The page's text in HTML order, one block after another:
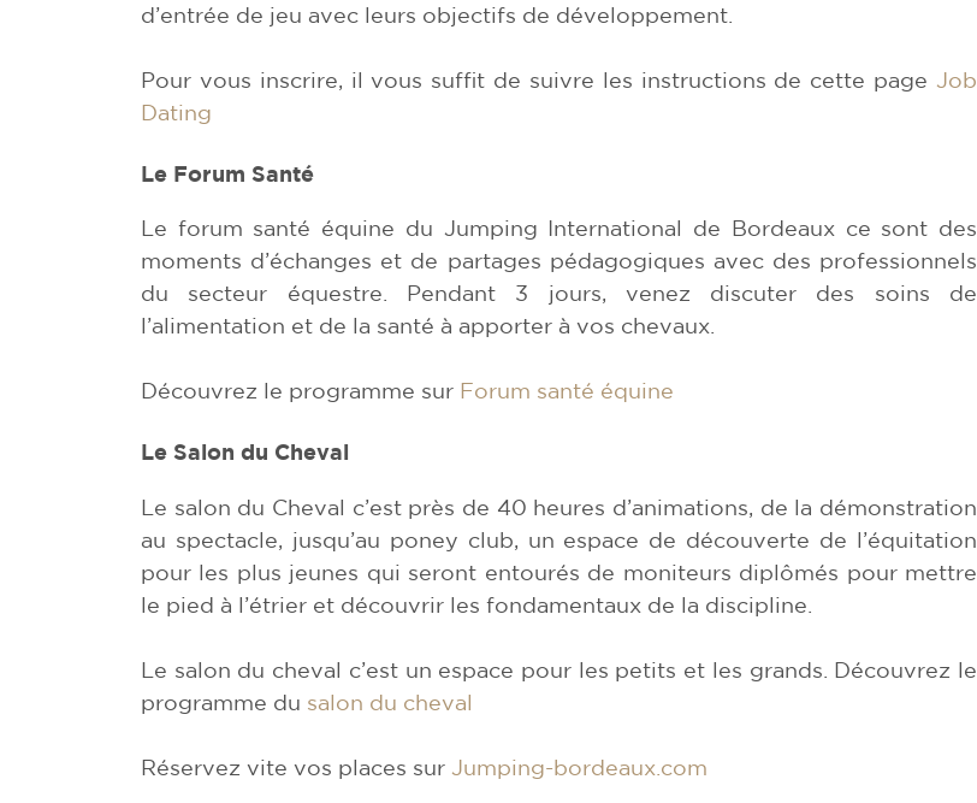
d’entrée de jeu avec leurs objectifs de développement.
Pour vous inscrire, il vous suffit de suivre les instructions de cette page Job
Dating
Le Forum Santé
Le forum santé équine du Jumping International de Bordeaux ce sont des
moments d’échanges et de partages pédagogiques avec des professionnels
du secteur équestre. Pendant 3 jours, venez discuter des soins de
l’alimentation et de la santé à apporter à vos chevaux.
Découvrez le programme sur Forum santé équine
Le Salon du Cheval
Le salon du Cheval c’est près de 40 heures d’animations, de la démonstration
au spectacle, jusqu’au poney club, un espace de découverte de l’équitation
pour les plus jeunes qui seront entourés de moniteurs diplômés pour mettre
le pied à l’étrier et découvrir les fondamentaux de la discipline.
Le salon du cheval c’est un espace pour les petits et les grands. Découvrez le
programme du salon du cheval
Réservez vite vos places sur Jumping-bordeaux.com